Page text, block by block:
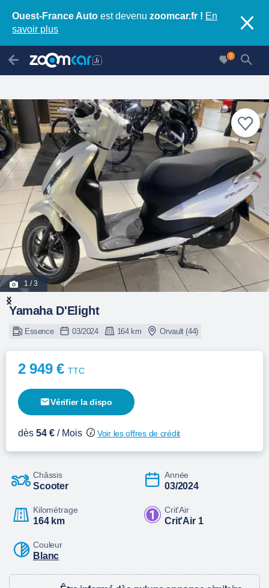
Ouest-France Auto est devenu zoomcar.fr ! En
savoir plus
0
1 / 3
Yamaha D'Elight
Essence 03/2024 164 km Orvault (44)
2 949 €TTC
Vérifier la dispo
dès 54 € / Mois Voir les offres de crédit
Châssis
Scooter
Année
03/2024
Kilométrage
164 km
Crit'Air
Crit'Air 1
Couleur
Blanc